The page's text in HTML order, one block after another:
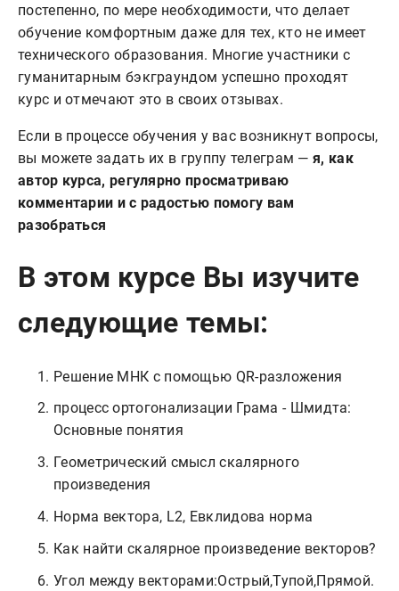
постепенно, по мере необходимости, что делает
обучение комфортным даже для тех, кто не имеет
технического образования. Многие участники с
гуманитарным бэкграундом успешно проходят
курс и отмечают это в своих отзывах.
Если в процессе обучения у вас возникнут вопросы,
вы можете задать их в группу телеграм —я, как
автор курса, регулярно просматриваю
комментарии и с радостью помогу вам
разобраться
В этом курсе Вы изучите
следующие темы:
Решение МНК с помощью QR-разложения
процесс ортогонализации Грама - Шмидта:
Основные понятия
Геометрический смысл cкалярного
произведения
Норма вектора, L2, Евклидова норма
Как найти скалярное произведение векторов?
Угол между векторами:Острый,Тупой,Прямой.